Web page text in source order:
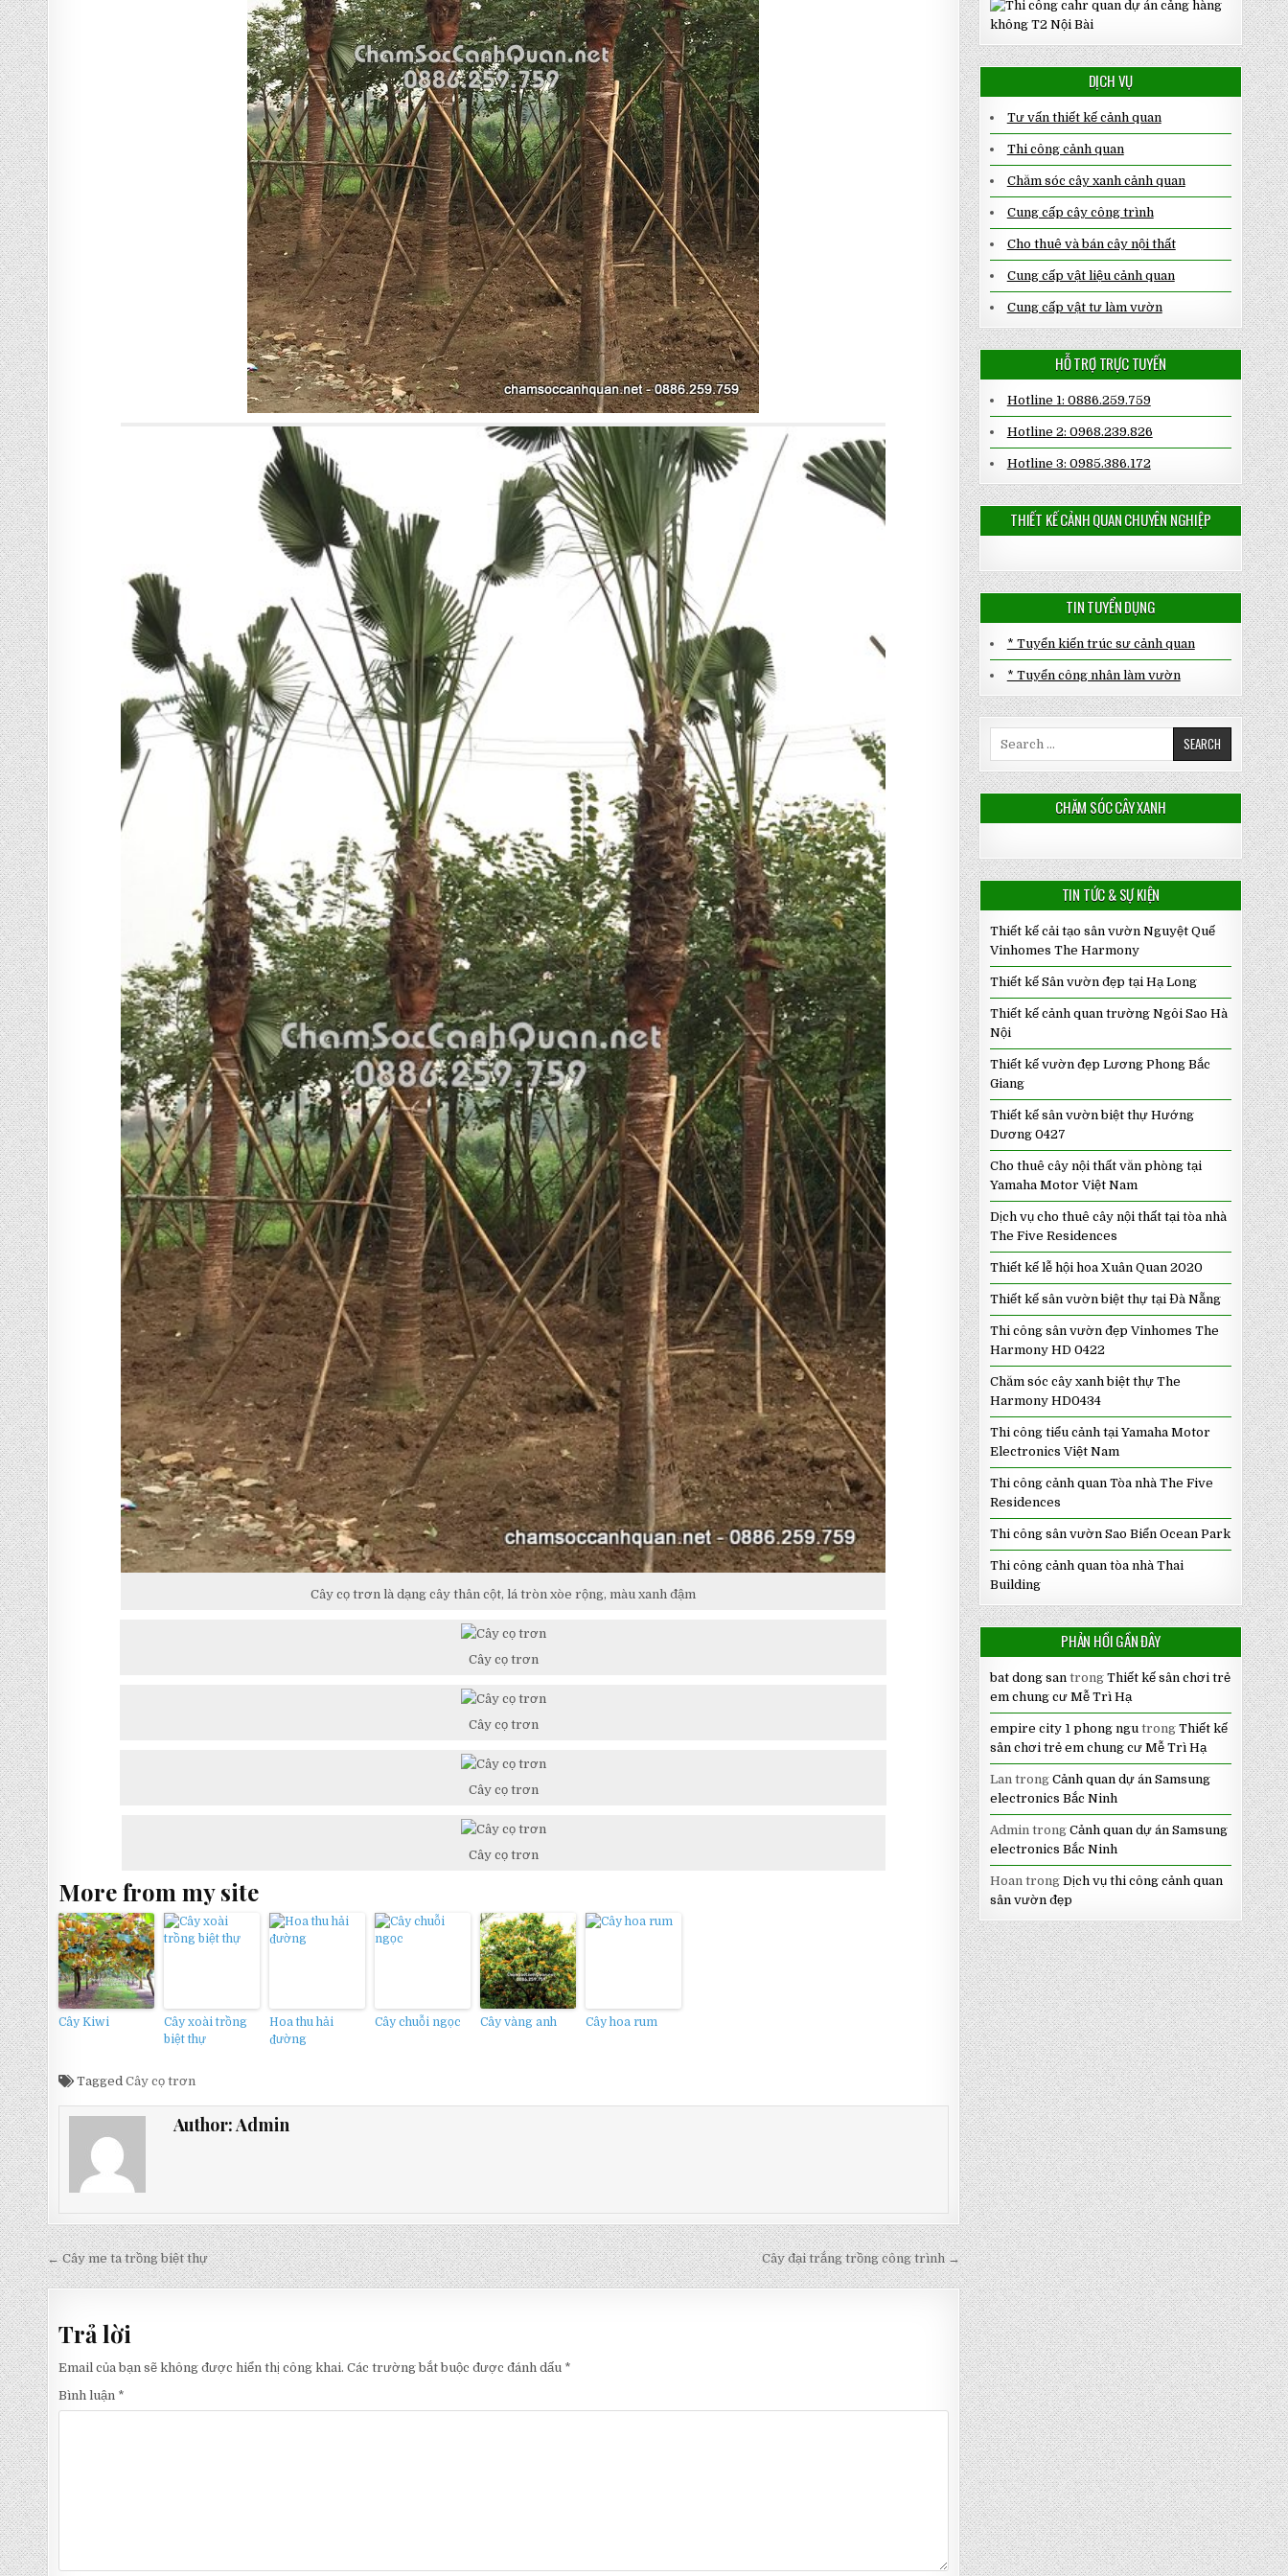
Cây cọ trơn là dạng cây thân cột, lá tròn xòe rộng, màu xanh đậm
Cây cọ trơn
Cây cọ trơn
Cây cọ trơn
Cây cọ trơn
More from my site
Cây Kiwi
Cây xoài trồng
biệt thự
Hoa thu hải
đường
Cây chuỗi ngọc Cây vàng anh Cây hoa rum
TaggedCây cọ trơn
Author:Admin
Điều
hướng
bài
viết
Cây đại trắng trồng công trình →
← Cây me ta trồng biệt thự
Trả lời
Email của bạn sẽ không được hiển thị công khai. Các trường bắt buộc được đánh dấu *
Bình luận *
DỊCH VỤ
Tư vấn thiết kế cảnh quan
Thi công cảnh quan
Chăm sóc cây xanh cảnh quan
Cung cấp cây công trình
Cho thuê và bán cây nội thất
Cung cấp vật liệu cảnh quan
Cung cấp vật tư làm vườn
HỖ TRỢ TRỰC TUYẾN
Hotline 1: 0886.259.759
Hotline 2: 0968.239.826
Hotline 3: 0985.386.172
THIẾT KẾ CẢNH QUAN CHUYÊN NGHIỆP
TIN TUYỂN DỤNG
* Tuyển kiến trúc sư cảnh quan
* Tuyển công nhân làm vườn
CHĂM SÓC CÂY XANH
TIN TỨC & SỰ KIỆN
Thiết kế cải tạo sân vườn Nguyệt Quế
Vinhomes The Harmony
Thiết kế Sân vườn đẹp tại Hạ Long
Thiết kế cảnh quan trường Ngôi Sao Hà
Nội
Thiết kế vườn đẹp Lương Phong Bắc
Giang
Thiết kế sân vườn biệt thự Hướng
Dương 0427
Cho thuê cây nội thất văn phòng tại
Yamaha Motor Việt Nam
Dịch vụ cho thuê cây nội thất tại tòa nhà
The Five Residences
Thiết kế lễ hội hoa Xuân Quan 2020
Thiết kế sân vườn biệt thự tại Đà Nẵng
Thi công sân vườn đẹp Vinhomes The
Harmony HD 0422
Chăm sóc cây xanh biệt thự The
Harmony HD0434
Thi công tiểu cảnh tại Yamaha Motor
Electronics Việt Nam
Thi công cảnh quan Tòa nhà The Five
Residences
Thi công sân vườn Sao Biển Ocean Park
Thi công cảnh quan tòa nhà Thai
Building
PHẢN HỒI GẦN ĐÂY
bat dong santrong Thiết kế sân chơi trẻ
em chung cư Mễ Trì Hạ
empire city 1 phong ngutrong Thiết kế
sân chơi trẻ em chung cư Mễ Trì Hạ
Lantrong Cảnh quan dự án Samsung
electronics Bắc Ninh
Admintrong Cảnh quan dự án Samsung
electronics Bắc Ninh
Hoantrong Dịch vụ thi công cảnh quan
sân vườn đẹp